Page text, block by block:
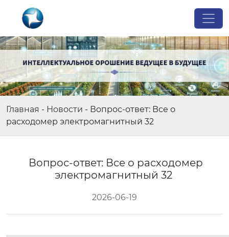
Главная - Новости - Вопрос-ответ: Все о
расходомер электромагнитный 32
Вопрос-ответ: Все о расходомер
электромагнитный 32
2026-06-19